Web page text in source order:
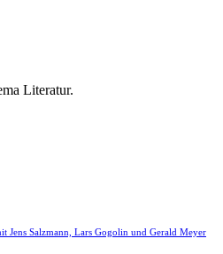
Literatur.
Salzmann, Lars Gogolin und Gerald Meyer